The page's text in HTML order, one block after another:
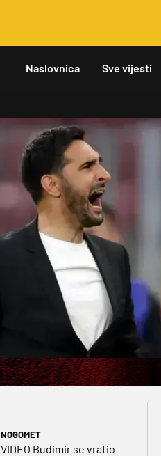
Naslovnica Sve vijesti
NOGOMET
VIDEO Budimir se vratio